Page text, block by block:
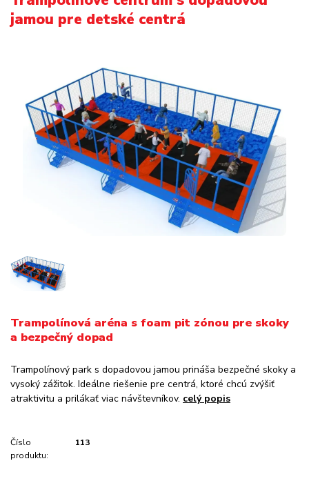
jamou pre detské centrá
Trampolínová aréna s foam pit zónou pre skoky
a bezpečný dopad
Trampolínový park s dopadovou jamou prináša bezpečné skoky a
vysoký zážitok. Ideálne riešenie pre centrá, ktoré chcú zvýšiť
atraktivitu a prilákať viac návštevníkov. celý popis
Číslo
produktu:
113